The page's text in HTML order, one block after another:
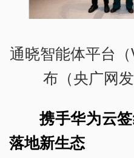
通晓智能体平台
布（央广网
携手华为云
落地新生态